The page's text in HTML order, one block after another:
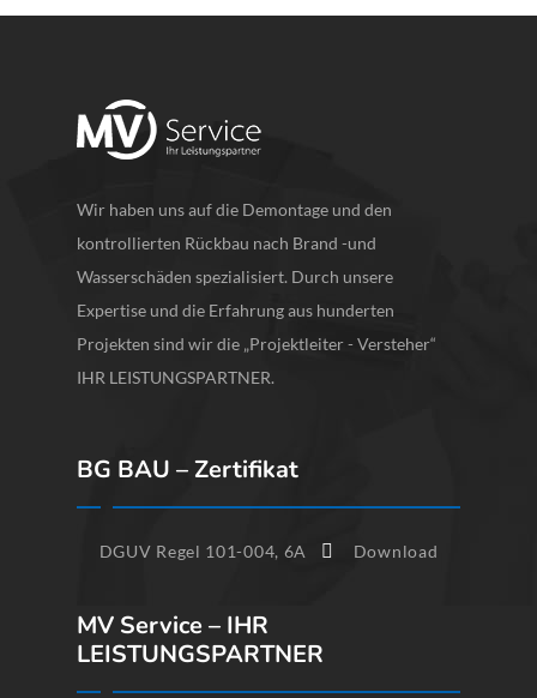
Wir haben uns auf die Demontage und den
kontrollierten Rückbau nach Brand -und
Wasserschäden spezialisiert. Durch unsere
Expertise und die Erfahrung aus hunderten
Projekten sind wir die „Projektleiter - Versteher“
IHR LEISTUNGSPARTNER.
BG BAU – Zertifikat
DGUV Regel 101-004, 6A Download
MV Service – IHR
LEISTUNGSPARTNER